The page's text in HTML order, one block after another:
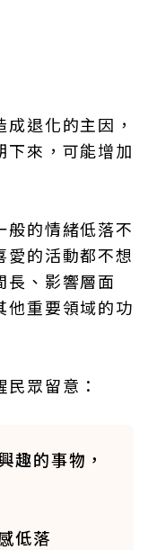
退化的主因，
下來，可能增加
般的情緒低落不
愛的活動都不想
長、影響層面
他重要領域的功
眾留意：
趣的事物，
低落